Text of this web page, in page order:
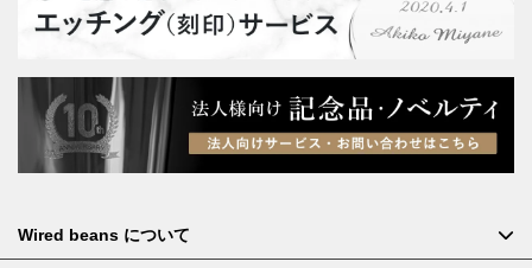
Wired beans について